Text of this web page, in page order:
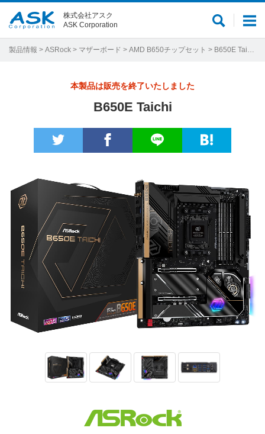
メ
ュ
サ
ト
株式会社アスク
ASK Corporation
製品情報 > ASRock > マザーボード > AMD B650チップセット > B650E Taichi
本製品は販売を終了いたしました
B650E Taichi